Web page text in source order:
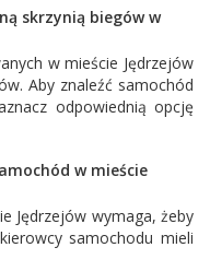
skrzynią biegów w
w mieście Jędrzejów
Aby znaleźć samochód
odpowiednią opcję
w mieście
Jędrzejów wymaga, żeby
samochodu mieli